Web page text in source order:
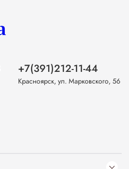
+7(391)212-11-44
Красноярск, ул. Марковского, 56